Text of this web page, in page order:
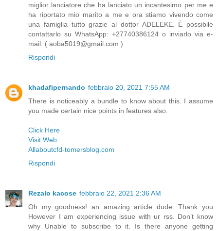
miglior lanciatore che ha lanciato un incantesimo per me e
ha riportato mio marito a me e ora stiamo vivendo come
una famiglia tutto grazie al dottor ADELEKE. È possibile
contattarlo su WhatsApp: +27740386124 o inviarlo via e-
mail: ( aoba5019@gmail.com )
Rispondi
khadafipernando febbraio 20, 2021 7:55 AM
There is noticeably a bundle to know about this. I assume
you made certain nice points in features also.
Click Here
Visit Web
Allaboutcfd-tomersblog.com
Rispondi
Rezalo kacose febbraio 22, 2021 2:36 AM
Oh my goodness! an amazing article dude. Thank you
However I am experiencing issue with ur rss. Don’t know
why Unable to subscribe to it. Is there anyone getting